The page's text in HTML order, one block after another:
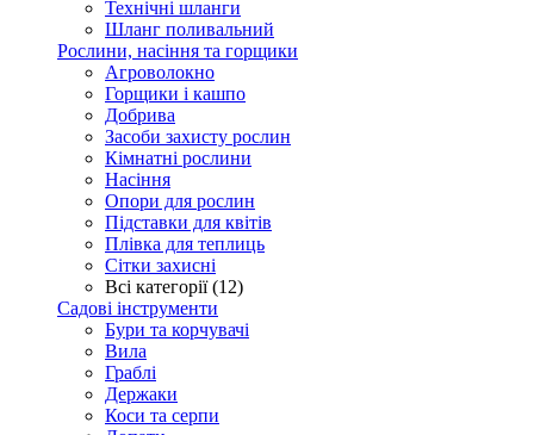
Технічні шланги
Шланг поливальний
Рослини, насіння та горщики
Агроволокно
Горщики і кашпо
Добрива
Засоби захисту рослин
Кімнатні рослини
Насіння
Опори для рослин
Підставки для квітів
Плівка для теплиць
Сітки захисні
Всі категорії (12)
Садові інструменти
Бури та корчувачі
Вила
Граблі
Держаки
Коси та серпи